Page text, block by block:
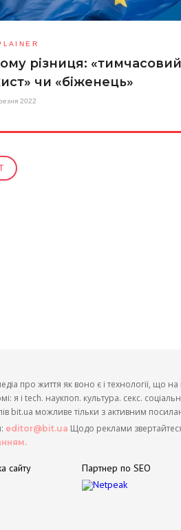
різниця: «тимчасовий
чи «біженець»
2022
про життя як воно є і технології, що
я і tech. наукпоп. культура. секс.
bit.ua можливе тільки з активним
editor@bit.ua Щодо реклами
сайту Партнер по SEO